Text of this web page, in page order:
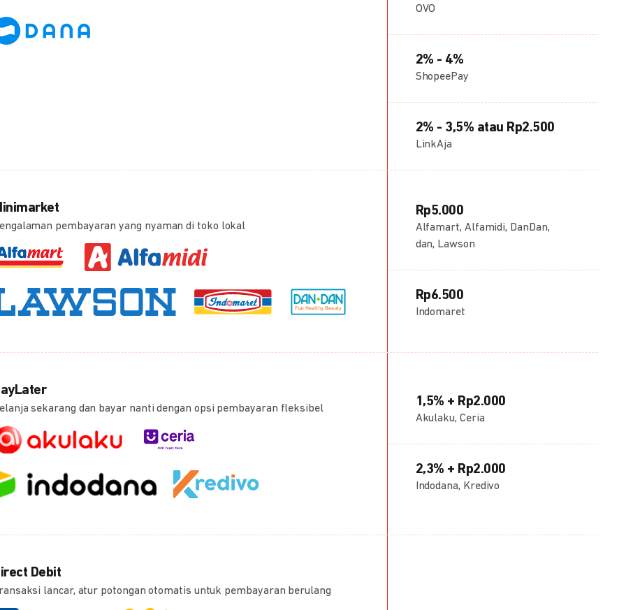
OVO
2% - 4%
ShopeePay
2% - 3,5% atau Rp2.500
LinkAja
pembayaran yang nyaman di toko lokal
Rp5.000
Alfamart, Alfamidi, DanDan,
dan, Lawson
Rp6.500
Indomaret
sekarang dan bayar nanti dengan opsi pembayaran fleksibel
1,5% + Rp2.000
Akulaku, Ceria
2,3% + Rp2.000
Indodana, Kredivo
Debit
lancar, atur potongan otomatis untuk pembayaran berulang